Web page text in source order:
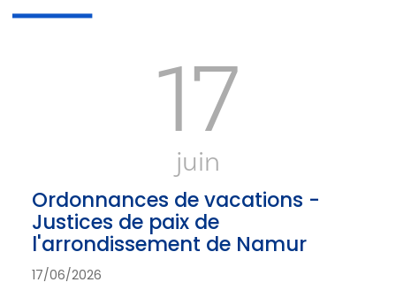
17
juin
Ordonnances de vacations -
Justices de paix de
l'arrondissement de Namur
17/06/2026